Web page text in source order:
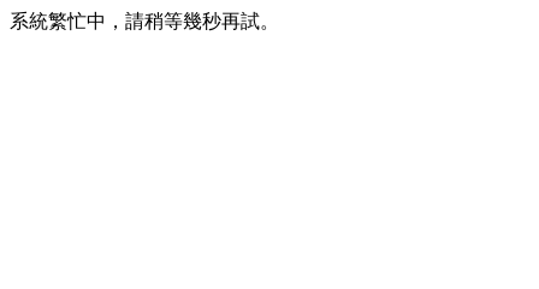
系統繁忙中，請稍等幾秒再試。